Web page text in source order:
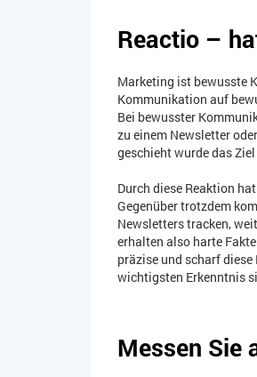
Reactio –
Marketing ist bewusste
Kommunikation auf
Bei bewusster
zu einem Newsletter
geschieht wurde das
Durch diese Reaktion
Gegenüber trotzdem
Newsletters tracken,
erhalten also harte
präzise und scharf
wichtigsten Erkenntnis
Messen Sie